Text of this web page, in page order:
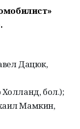
Дацюк,
Холланд, бол.);
Мамкин,